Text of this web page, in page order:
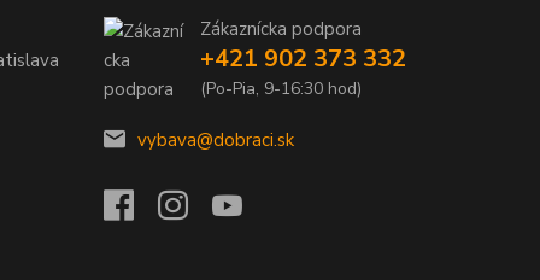
Zákaznícka podpora
+421 902 373 332
(Po-Pia, 9-16:30 hod)
vybava@dobraci.sk